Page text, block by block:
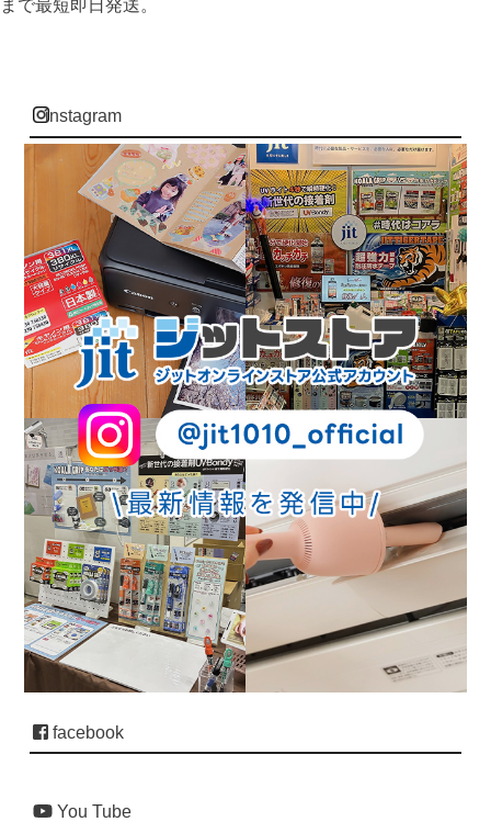
まで最短即日発送。
instagram
facebook
You Tube